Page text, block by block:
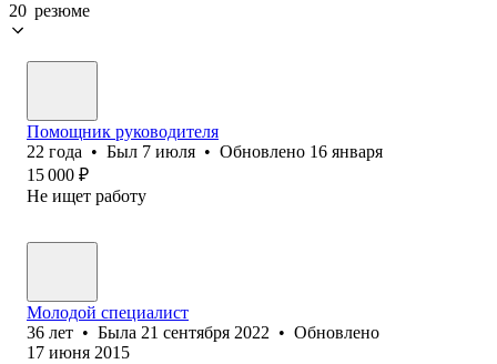
20 резюме
Помощник руководителя
22 года • Был 7 июля • Обновлено 16 января
15 000 ₽
Не ищет работу
Молодой специалист
36 лет • Была 21 сентября 2022 • Обновлено
17 июня 2015